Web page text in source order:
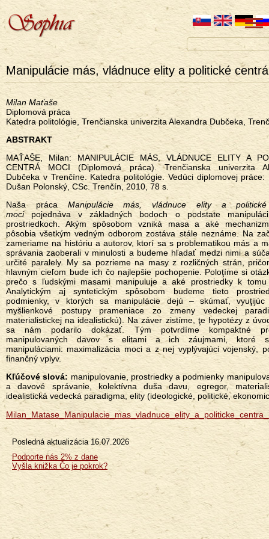
Manipulácie más, vládnuce elity a politické
Milan Maťaše
Diplomová práca
Katedra politológie, Trenčianska univerzita Alexandra Dubčeka,
ABSTRAKT
MAŤAŠE, Milan: MANIPULÁCIE MÁS, VLÁDNUCE ELITY A
CENTRÁ MOCI (Diplomová práca). Trenčianska univerzita
Dubčeka v Trenčíne. Katedra politológie. Vedúci diplomovej práce:
Dušan Polonský, CSc. Trenčín, 2010, 78 s.
Naša práca
Manipulácie más, vládnuce elity a
moci
pojednáva v základných bodoch o podstate
prostriedkoch. Akým spôsobom vzniká masa a aké
pôsobia všetkým vedným odborom zostáva stále neznáme. Na
zameriame na históriu a autorov, ktorí sa s problematikou más a
správania zaoberali v minulosti a budeme hľadať medzi nimi a
určité paralely. My sa pozrieme na masy z rozličných strán,
hlavným cieľom bude ich čo najlepšie pochopenie. Poloţíme si
prečo s ľudskými masami manipuluje a aké prostriedky k tomu
Analytickým aj syntetickým spôsobom budeme tieto
podmienky, v ktorých sa manipulácie dejú – skúmať,
myšlienkové postupy prameniace zo zmeny vedeckej
materialistickej na idealistickú). Na záver zistíme, ţe hypotézy z
sa nám podarilo dokázať. Tým potvrdíme kompaktné
manipulovaných davov s elitami a ich záujmami, ktoré
manipuláciami: maximalizácia moci a z nej vyplývajúci vojenský,
finančný vplyv.
Kľúčové slová: manipulovanie, prostriedky a podmienky
a davové správanie, kolektívna duša davu, egregor,
idealistická vedecká paradigma, elity (ideologické, politické,
Menu
Posledná aktualizácia 16.07.2026
Podporte nás 2% z dane
Vyšla knižka Čo je pokrok?